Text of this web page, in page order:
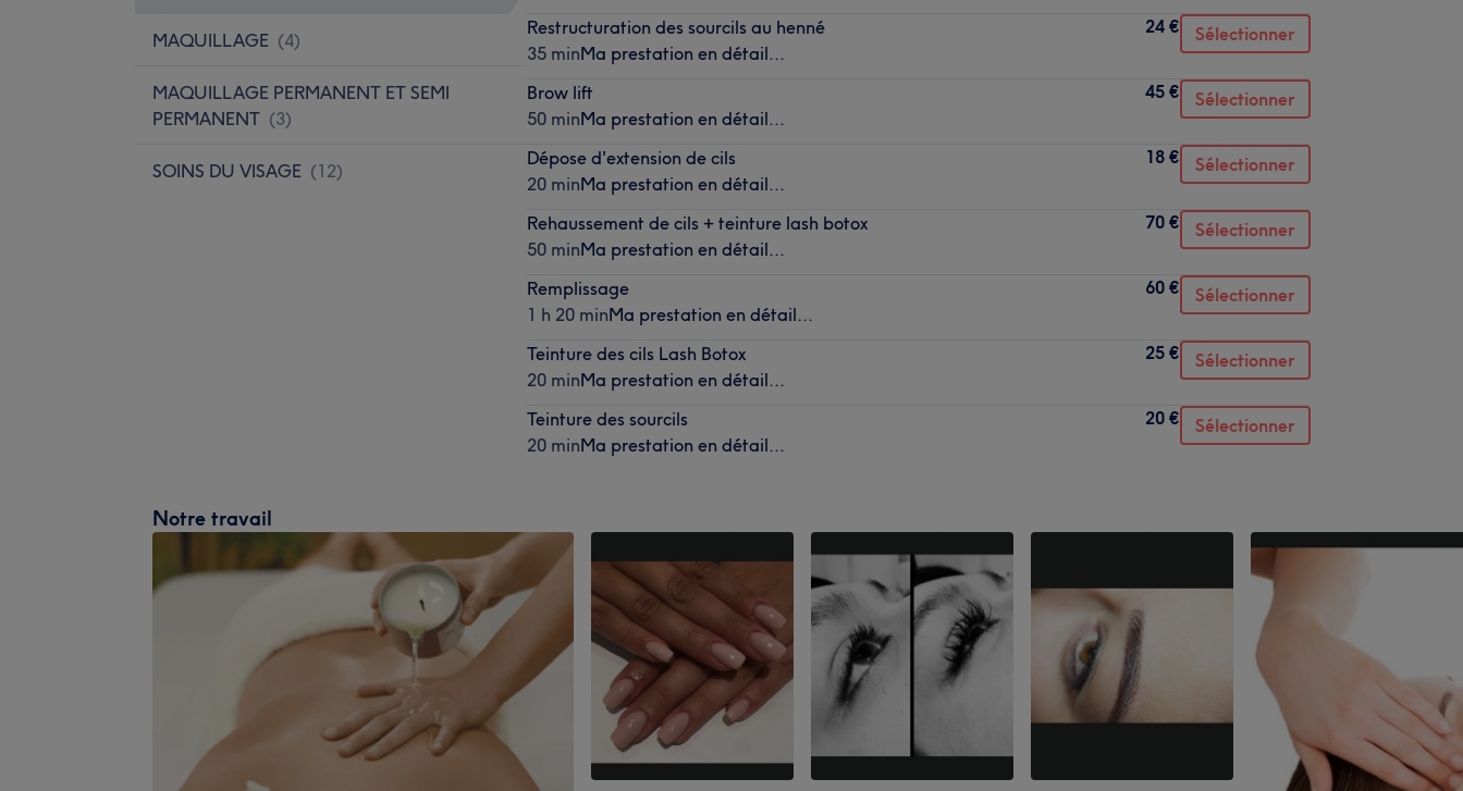
MAQUILLAGE (4)
MAQUILLAGE PERMANENT ET SEMI
PERMANENT (3)
SOINS DU VISAGE (12)
Restructuration des sourcils au henné
35 minMa prestation en détail...
24 € Sélectionner
Brow lift
50 minMa prestation en détail...
45 € Sélectionner
Dépose d'extension de cils
20 minMa prestation en détail...
18 € Sélectionner
Rehaussement de cils + teinture lash botox
50 minMa prestation en détail...
70 € Sélectionner
Remplissage
1 h 20 minMa prestation en détail...
60 € Sélectionner
Teinture des cils Lash Botox
20 minMa prestation en détail...
25 € Sélectionner
Teinture des sourcils
20 minMa prestation en détail...
20 € Sélectionner
Notre travail